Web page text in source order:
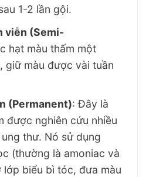
1-2 lần gội.
viễn (Semi-
hạt màu thấm một
giữ màu được vài tuần
(Permanent): Đây là
được nghiên cứu nhiều
thư. Nó sử dụng
(thường là amoniac và
lớp biểu bì tóc, đưa màu